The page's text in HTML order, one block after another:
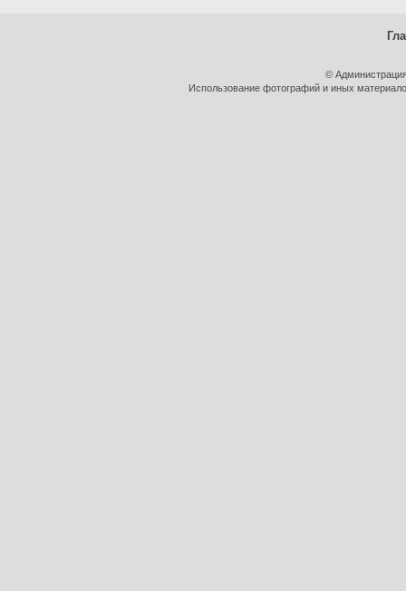
©
Использование фотографий и иных